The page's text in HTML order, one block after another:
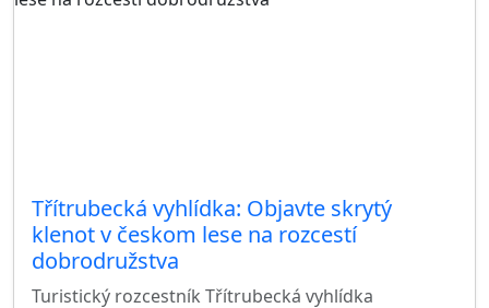
Třítrubecká vyhlídka: Objavte skrytý
klenot v českom lese na rozcestí
dobrodružstva
Turistický rozcestník Třítrubecká vyhlídka